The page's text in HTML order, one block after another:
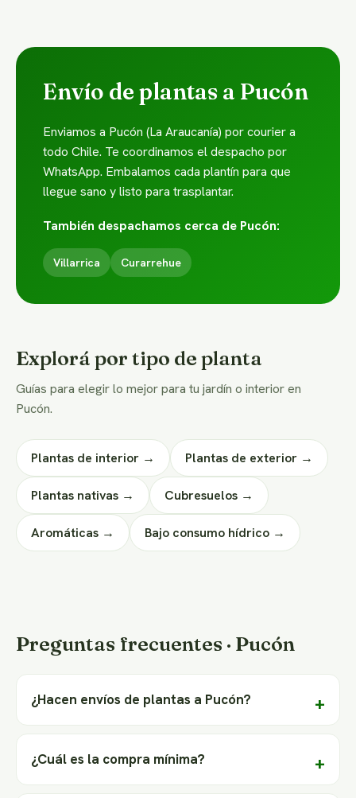
Envío de plantas a Pucón
Enviamos a Pucón (La Araucanía) por courier a
todo Chile. Te coordinamos el despacho por
WhatsApp. Embalamos cada plantín para que
llegue sano y listo para trasplantar.
También despachamos cerca de Pucón:
Villarrica Curarrehue
Explorá por tipo de planta
Guías para elegir lo mejor para tu jardín o interior en
Pucón.
Plantas de interior → Plantas de exterior →
Plantas nativas → Cubresuelos →
Aromáticas → Bajo consumo hídrico →
Preguntas frecuentes · Pucón
¿Hacen envíos de plantas a Pucón?
¿Cuál es la compra mínima?